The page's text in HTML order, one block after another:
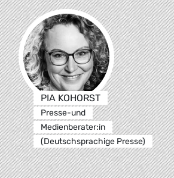
PIA KOHORST
Presse-und
Medienberater:in
(Deutschsprachige Presse)